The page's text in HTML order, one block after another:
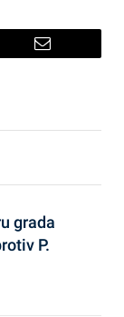
Email
grada
P.